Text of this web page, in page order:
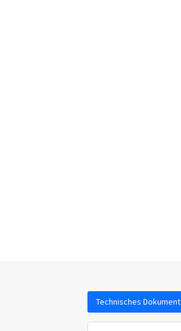
Technisches Dokument